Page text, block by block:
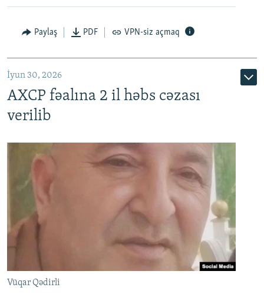
Paylaş PDF VPN-siz açmaq
İyun 30, 2026
AXCP fəalına 2 il həbs cəzası
verilib
Vüqar Qədirli